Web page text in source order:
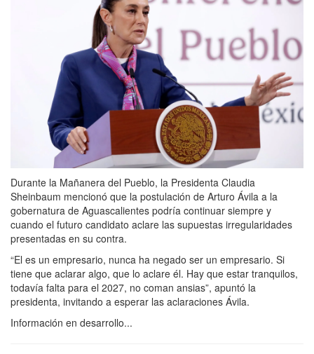
Durante la Mañanera del Pueblo, la Presidenta Claudia
Sheinbaum mencionó que la postulación de Arturo Ávila a la
gobernatura de Aguascalientes podría continuar siempre y
cuando el futuro candidato aclare las supuestas irregularidades
presentadas en su contra.
“El es un empresario, nunca ha negado ser un empresario. Si
tiene que aclarar algo, que lo aclare él. Hay que estar tranquilos,
todavía falta para el 2027, no coman ansias”, apuntó la
presidenta, invitando a esperar las aclaraciones Ávila.
Información en desarrollo...